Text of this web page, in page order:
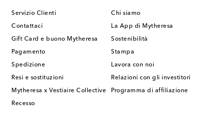
Servizio Clienti
Contattaci
Gift Card e buono Mytheresa
Pagamento
Spedizione
Resi e sostituzioni
Mytheresa x Vestiaire Collective
Recesso
Chi siamo
La App di Mytheresa
Sostenibilità
Stampa
Lavora con noi
Relazioni con gli investitori
Programma di affiliazione